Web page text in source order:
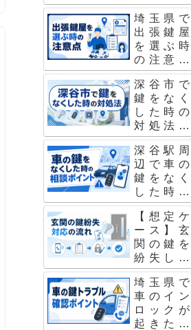
した時に
確認した
い車種・
年式・対
応内容 9
埼玉県で
出張鍵屋
を選ぶ時
の注意点
｜料金・
キャンセ
ル・対応
スタッフ
の確認ポ
イント 10
深谷市で
鍵をなく
した時の
対処法｜
玄関・
車・金庫
の鍵紛失
時に確認
すべきこ
と 1
深谷駅周
辺で車の
鍵をなく
した時の
対応方法
｜インロ
ック・ス
マートキ
ー紛失も
解説 5
【想定ケ
ース】玄
関の鍵を
紛失した
場合の出
張鍵屋の
対応流れ
8
埼玉県で
車のイン
ロックが
起きた時